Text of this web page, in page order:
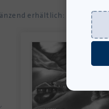
erhältlich: